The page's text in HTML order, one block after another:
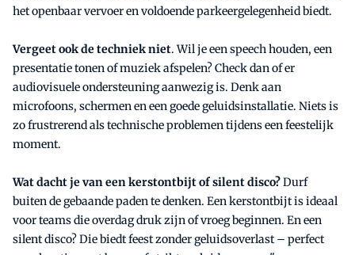
het openbaar vervoer en voldoende parkeergelegenheid biedt.
Vergeet ook de techniek niet. Wil je een speech houden, een
presentatie tonen of muziek afspelen? Check dan of er
audiovisuele ondersteuning aanwezig is. Denk aan
microfoons, schermen en een goede geluidsinstallatie. Niets is
zo frustrerend als technische problemen tijdens een feestelijk
moment.
Wat dacht je van een kerstontbijt of silent disco?Durf
buiten de gebaande paden te denken. Een kerstontbijt is ideaal
voor teams die overdag druk zijn of vroeg beginnen. En een
silent disco? Die biedt feest zonder geluidsoverlast – perfect